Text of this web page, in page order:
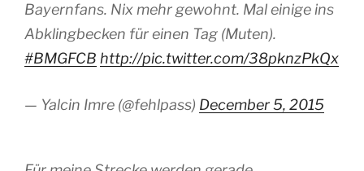
Bayernfans. Nix mehr gewohnt. Mal einige ins
Abklingbecken für einen Tag (Muten).
#BMGFCB http://pic.twitter.com/38pknzPkQx
— Yalcin Imre (@fehlpass) December 5, 2015